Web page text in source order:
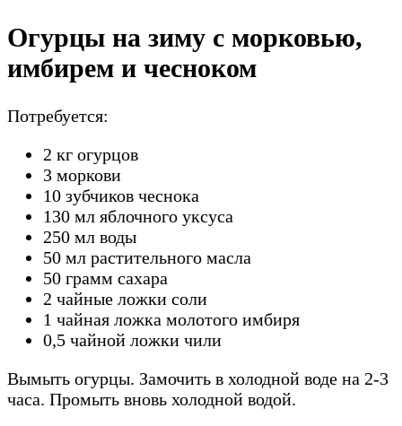
Огурцы на зиму с морковью,
имбирем и чесноком
Потребуется:
2 кг огурцов
3 моркови
10 зубчиков чеснока
130 мл яблочного уксуса
250 мл воды
50 мл растительного масла
50 грамм сахара
2 чайные ложки соли
1 чайная ложка молотого имбиря
0,5 чайной ложки чили
Вымыть огурцы. Замочить в холодной воде на 2-3
часа. Промыть вновь холодной водой.